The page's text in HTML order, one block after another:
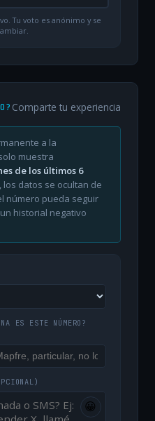
Tu voto es anónimo y se
Comparte tu experiencia
a la
muestra
de los últimos 6
los datos se ocultan de
número pueda seguir
historial negativo
ES ESTE NÚMERO?
😀